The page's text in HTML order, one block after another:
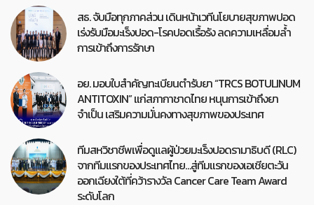
สธ. จับมือทุกภาคส่วน เดินหน้าเวทีนโยบายสุขภาพปอด
เร่งรับมือมะเร็งปอด-โรคปอดเรื้อรัง ลดความเหลื่อมล้ำ
การเข้าถึงการรักษา
อย. มอบใบสำคัญทะเบียนตำรับยา “TRCS BOTULINUM
ANTITOXIN” แก่สภากาชาดไทย หนุนการเข้าถึงยา
จำเป็น เสริมความมั่นคงทางสุขภาพของประเทศ
ทีมสหวิชาชีพเพื่อดูแลผู้ป่วยมะเร็งปอดรามาธิบดี (RLC)
จากทีมแรกของประเทศไทย…สู่ทีมแรกของเอเชียตะวัน
ออกเฉียงใต้ที่คว้ารางวัล Cancer Care Team Award
ระดับโลก